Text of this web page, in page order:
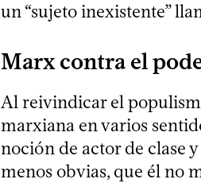
un “sujeto inexistente”
Marx contra el
Al reivindicar el
marxiana en varios
noción de actor de clase
menos obvias, que él no